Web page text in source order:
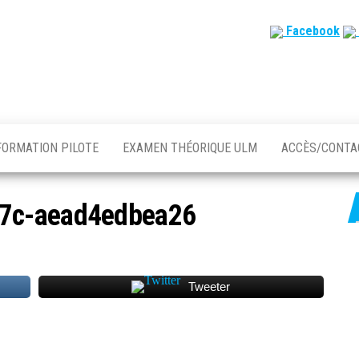
Facebook
PILOTE EXAMEN THÉORIQUE ULM ACCÈS/
aead4edbea26
Tweeter